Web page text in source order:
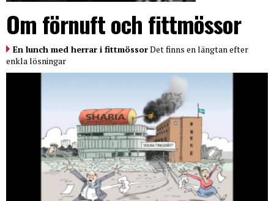
Om förnuft och fittmössor
En lunch med herrar i fittmössorDet finns en längtan efter
enkla lösningar